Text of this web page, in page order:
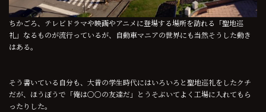
ちかごろ、テレビドラマや映画やアニメに登場する場所を訪れる「聖地巡
礼」なるものが流行っているが、自動車マニアの世界にも当然そうした動き
はある。
そう書いている自分も、大昔の学生時代にはいろいろと聖地巡礼をしたクチ
だが、ほうぼうで「俺は○○の友達だ」とうそぶいてよく工場に入れてもら
ったりした。